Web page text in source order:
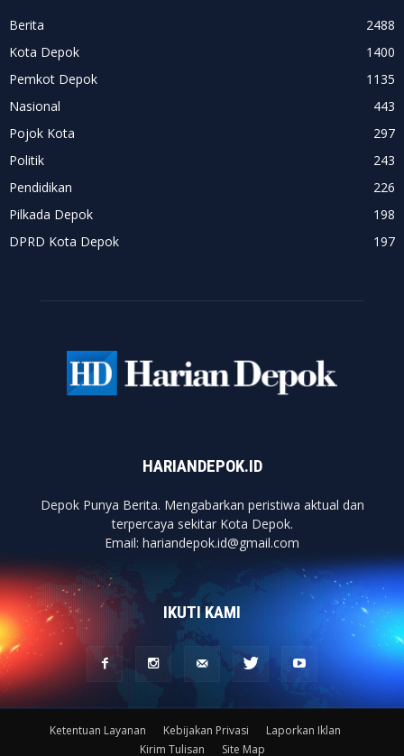
Berita
2488
Kota Depok
1400
Pemkot Depok
1135
Nasional
443
Pojok Kota
297
Politik
243
Pendidikan
226
Pilkada Depok
198
DPRD Kota Depok
197
HARIANDEPOK.ID
Depok Punya Berita. Mengabarkan peristiwa aktual dan
terpercaya sekitar Kota Depok.
Email: hariandepok.id@gmail.com
IKUTI KAMI
Ketentuan Layanan Kebijakan Privasi
Laporkan Iklan
Kirim Tulisan
Site Map